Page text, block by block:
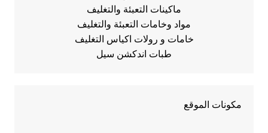
ماكينات التعبئة والتغليف
مواد وخامات التعبئة والتغليف
خامات و رولات اكياس التغليف
طبات اندكشن سيل
مكونات الموقع